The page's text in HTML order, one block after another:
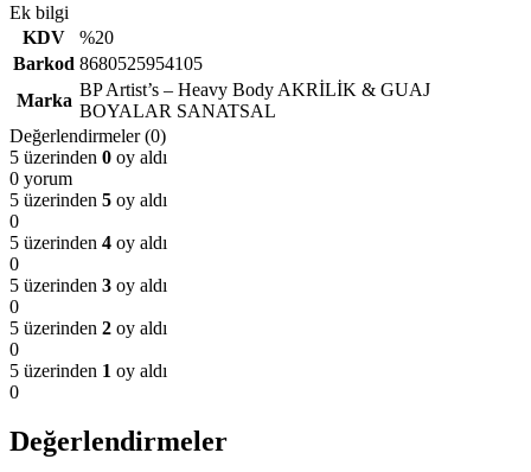
Ek bilgi
KDV
%20
Barkod 8680525954105
Marka
BP Artist’s – Heavy Body AKRİLİK & GUAJ
BOYALAR SANATSAL
Değerlendirmeler (0)
5 üzerinden 0 oy aldı
0 yorum
5 üzerinden 5 oy aldı
0
5 üzerinden 4 oy aldı
0
5 üzerinden 3 oy aldı
0
5 üzerinden 2 oy aldı
0
5 üzerinden 1 oy aldı
0
Değerlendirmeler